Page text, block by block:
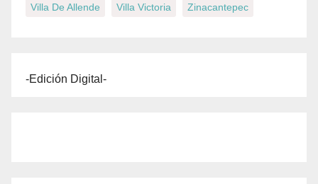
Villa De Allende Villa Victoria Zinacantepec
-Edición Digital-